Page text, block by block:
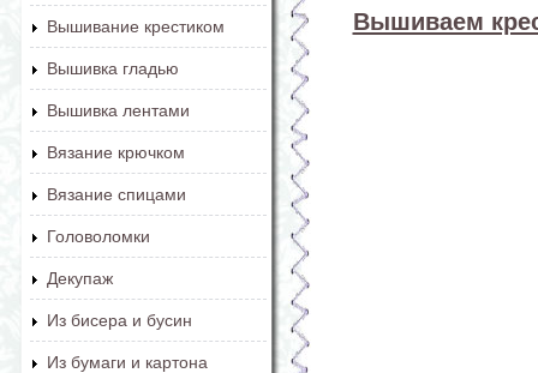
Вышивание крестиком
Вышивка гладью
Вышивка лентами
Вязание крючком
Вязание спицами
Головоломки
Декупаж
Из бисера и бусин
Из бумаги и картона
Вышиваем